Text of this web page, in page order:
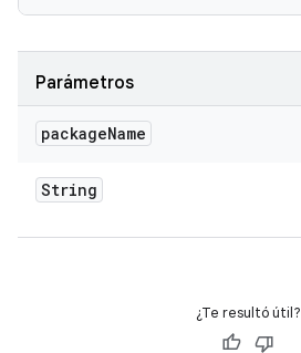
Parámetros
packageName
String
¿Te resultó útil?